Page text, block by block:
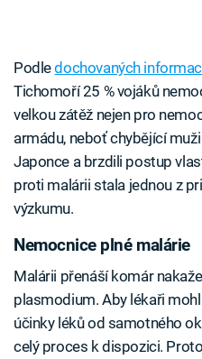
Podledochovaných
Tichomoří 25 % vojáků
velkou zátěž nejen pro
armádu, neboť chybějící
Japonce a brzdili postup
proti malárii stala jednou z
výzkumu.
Nemocnice plné malárie
Malárii přenáší komár
plasmodium. Aby lékaři
účinky léků od samotného
celý proces k dispozici.